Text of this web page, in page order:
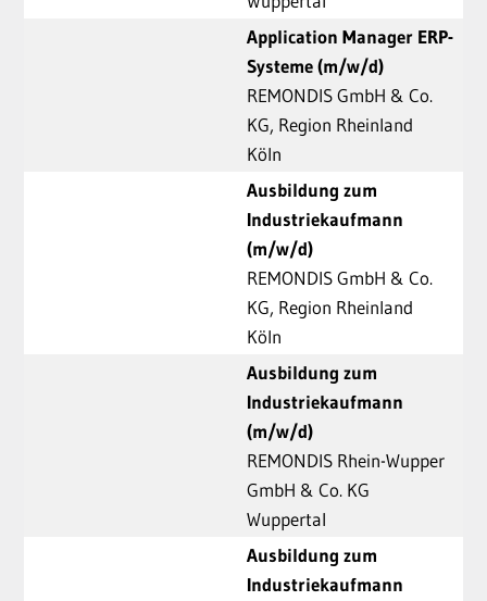
Application Manager ERP-
Systeme (m/w/d)
REMONDIS GmbH & Co.
KG, Region Rheinland
Köln
Ausbildung zum
Industriekaufmann
(m/w/d)
REMONDIS GmbH & Co.
KG, Region Rheinland
Köln
Ausbildung zum
Industriekaufmann
(m/w/d)
REMONDIS Rhein-Wupper
GmbH & Co. KG
Wuppertal
Ausbildung zum
Industriekaufmann